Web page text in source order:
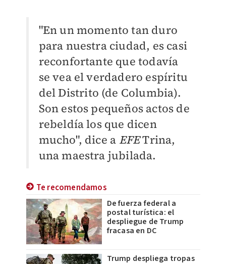
"En un momento tan duro
para nuestra ciudad, es casi
reconfortante que todavía
se vea el verdadero espíritu
del Distrito (de Columbia).
Son estos pequeños actos de
rebeldía los que dicen
mucho", dice a EFETrina,
una maestra jubilada.
Te recomendamos
De fuerza federal a
postal turística: el
despliegue de Trump
fracasa en DC
Trump despliega tropas